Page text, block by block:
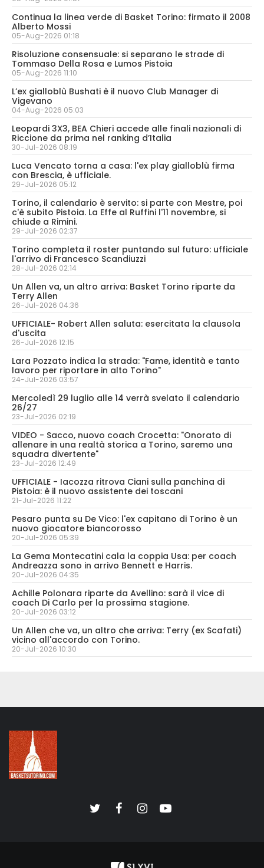
Continua la linea verde di Basket Torino: firmato il 2008
Alberto Mossi
05-Aug-2026 01:18
Risoluzione consensuale: si separano le strade di
Tommaso Della Rosa e Lumos Pistoia
05-Aug-2026 11:10
L’ex gialloblù Bushati è il nuovo Club Manager di
Vigevano
04-Aug-2026 05:03
Leopardi 3X3, BEA Chieri accede alle finali nazionali di
Riccione da prima nel ranking d’Italia
30-Jul-2026 08:19
Luca Vencato torna a casa: l'ex play gialloblù firma
con Brescia, è ufficiale.
29-Jul-2026 05:12
Torino, il calendario è servito: si parte con Mestre, poi
c'è subito Pistoia. La Effe al Ruffini l'11 novembre, si
chiude a Rimini.
29-Jul-2026 02:37
Torino completa il roster puntando sul futuro: ufficiale
l'arrivo di Francesco Scandiuzzi
28-Jul-2026 02:14
Un Allen va, un altro arriva: Basket Torino riparte da
Terry Allen
26-Jul-2026 04:36
UFFICIALE- Robert Allen saluta: esercitata la clausola
d'uscita
26-Jul-2026 12:15
Lara Pozzato indica la strada: "Fame, identità e tanto
lavoro per riportare in alto Torino"
24-Jul-2026 03:57
Mercoledì 29 luglio alle 14 verrà svelato il calendario
26/27
23-Jul-2026 02:19
VIDEO - Sacco, nuovo coach Crocetta: "Onorato di
allenare in una realtà storica a Torino, saremo una
squadra divertente"
23-Jul-2026 12:49
UFFICIALE - Iacozza ritrova Ciani sulla panchina di
Pistoia: è il nuovo assistente dei toscani
21-Jul-2026 11:22
Pesaro punta su De Vico: l'ex capitano di Torino è un
nuovo giocatore biancorosso
20-Jul-2026 05:39
La Gema Montecatini cala la coppia Usa: per coach
Andreazza sono in arrivo Bennett e Harris.
20-Jul-2026 04:35
Achille Polonara riparte da Avellino: sarà il vice di
coach Di Carlo per la prossima stagione.
20-Jul-2026 03:12
Un Allen che va, un altro che arriva: Terry (ex Scafati)
vicino all'accordo con Torino.
20-Jul-2026 10:30